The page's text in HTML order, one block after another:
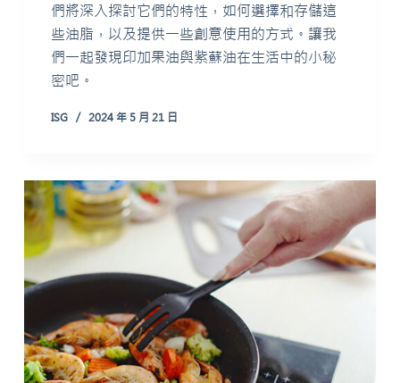
們將深入探討它們的特性，如何選擇和存儲這
些油脂，以及提供一些創意使用的方式。讓我
們一起發現印加果油與紫蘇油在生活中的小秘
密吧。
ISG 2024 年 5 月 21 日